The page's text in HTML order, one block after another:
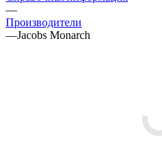
—
Производители
—Jacobs Monarch